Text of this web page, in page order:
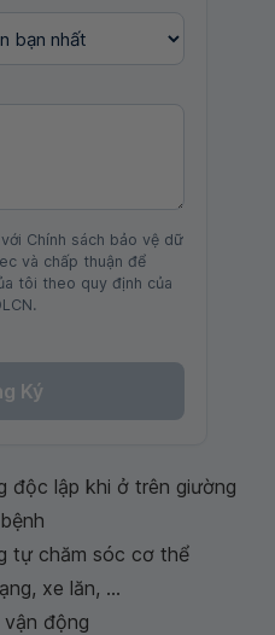
Chính sách bảo vệ dữ
và chấp thuận để
tôi theo quy định của
Ký
độc lập khi ở trên giường
tự chăm sóc cơ thể
xe lăn, ...
động